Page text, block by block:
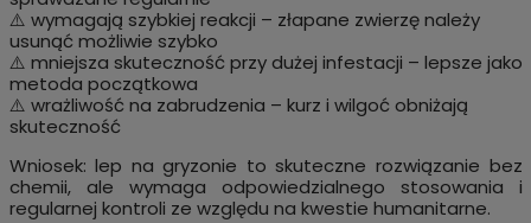
⚠️ wymagają szybkiej reakcji – złapane zwierzę należy
usunąć możliwie szybko
⚠️ mniejsza skuteczność przy dużej infestacji – lepsze jako
metoda początkowa
⚠️ wrażliwość na zabrudzenia – kurz i wilgoć obniżają
skuteczność
Wniosek: lep na gryzonie to skuteczne rozwiązanie bez
chemii, ale wymaga odpowiedzialnego stosowania i
regularnej kontroli ze względu na kwestie humanitarne.